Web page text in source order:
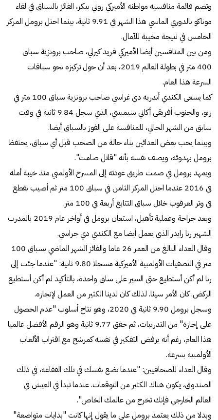
وتضم قائمة منافسيه مواطنه الأميركي روني بيكر، الفائز بالسباق في لقاء
موناكو بالدوري الماسي هذا الشهر في 9.91 ثانية، بينما احتل برومل المركز
الخامس في نتيجة مخيبة للآمال.
ومن بين المنافسين أيضا الأميركي فريد كيرلي، صاحب برونزية سباق
400 متر في بطولة العالم 2019، بعد أن حول تركيزه نحو سباقات
السرعة هذا العام.
كما يسعى الكندي أندريه دي غراسي صاحب برونزية سباق 100 متر في
ريو، والجنوب أفريقي أكاني سيمبيني، الذي سجل 9.84 ثانية في وقت
سابق من الشهر الحالي، للمنافسة على الفوز بالسباق أيضا.
وبينما يحب بعض العدائين بناء حالة من الصخب قبل أي سباق، يحتفظ
برومل بهدوئه، ويصف نفسه بأنه "قاتل صامت".
ويمهد برومل في صمت طريق عودته إلى المسرح الأولمبي منذ خيبة أمله
في 2016 عندما احتل المركز الثامن في سباق 100 متر ثم أصيب بقطع
في وتر العرقوب خلال سباق التتابع أربعة في 100 متر.
وبعد جراحة وعملية تأهيل، استعان برومل في أواخر عام 2019 بالمدرب
الشهير رنا رايدر الذي يعمل أيضا مع الكندي دي جراسي.
وقال العداء البالغ من العمر 26 عاما والفائز الشهر الماضي بسباق 100
متر في التصفيات الأولمبية الأميركية مسجلا 9.80 ثانية: "عندما جئت إلى
رنا لم أكن أستطيع حتى السير على ساق واحدة، بالتأكيد لم أكن أستطيع
الركض. كان الأمر سيئا. لذلك كان لدينا الكثير من العمل لإنجازه.
وسجل برومل 9.90 ثانية في 2020، وهو نتاج أسلوب "عدم الحصول
على إجازة" من التدريبات، ثم حقق 9.77 ثانية وهو الرقم الأفضل عالميا
هذا العام، رغم أنه يرفض التفكير في نفسه كمرشح مع اقتراب الألعاب
الأولمبية بسرعة.
وقال العداء للصحافيين: "عندما تضع نفسك في تلك الفقاعة، في ذلك
الصندوق، يكون هناك الكثير من التوقعات. عندما تبدأ في العيش في
العالم الخارجي فإنك تخرج من عالمك الخاص".
وبدلا من ذلك يعتمد برومل على ما يقول إنها كانت "بدايات متواضعة"